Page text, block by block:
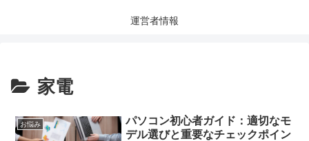
運営者情報
家電
お悩み
パソコン初心者ガイド：適切なモ
デル選びと重要なチェックポイン